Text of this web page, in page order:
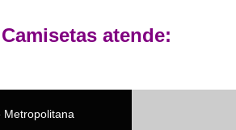
atende:
Metropolitana